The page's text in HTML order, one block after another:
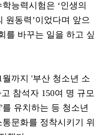
능력시험은 ‘인생의
원동력’이었다며 앞으
를 바꾸는 일을 하고 싶
월까지 '부산 청소년 소
참석자 150여 명 규모
유치하는 등 청소년
문화를 정착시키기 위